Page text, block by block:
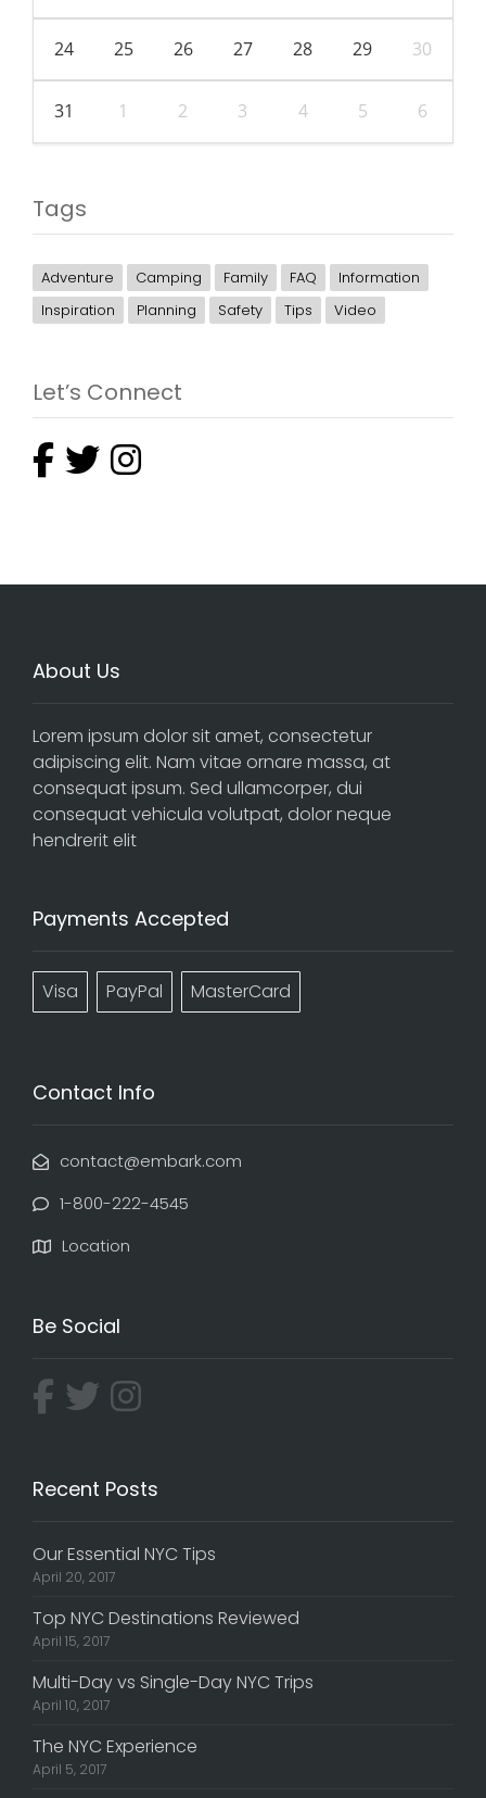
24 25 26 27 28 29 30
31 1 2 3 4 5 6
Tags
Adventure Camping Family FAQ
Information
Inspiration
Planning Safety Tips Video
Let’s Connect
About Us
Lorem ipsum dolor sit amet, consectetur
adipiscing elit. Nam vitae ornare massa, at
consequat ipsum. Sed ullamcorper, dui
consequat vehicula volutpat, dolor neque
hendrerit elit
Payments Accepted
Visa PayPal MasterCard
Contact Info
contact@embark.com
1-800-222-4545
Location
Be Social
Recent Posts
Our Essential NYC Tips
April 20, 2017
Top NYC Destinations Reviewed
April 15, 2017
Multi-Day vs Single-Day NYC Trips
April 10, 2017
The NYC Experience
April 5, 2017